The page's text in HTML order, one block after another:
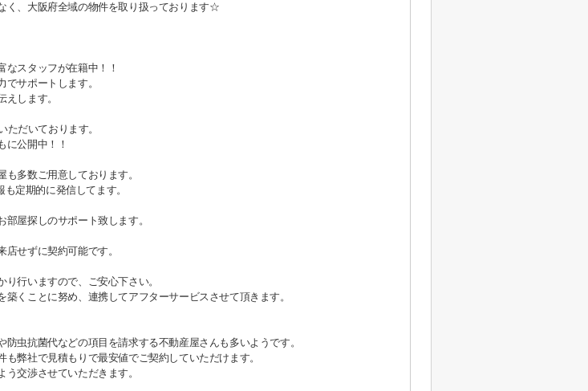
く、大阪府全域の物件を取り扱っております☆
スタッフが在籍中！！
でサポートします。
えします。
だいております。
に公開中！！
多数ご用意しております。
定期的に発信してます。
屋探しのサポート致します。
せずに契約可能です。
行いますので、ご安心下さい。
くことに努め、連携してアフターサービスさせて頂きます。
防虫抗菌代などの項目を請求する不動産屋さんも多いようです。
も弊社で見積もりで最安値でご契約していただけます。
う交渉させていただきます。